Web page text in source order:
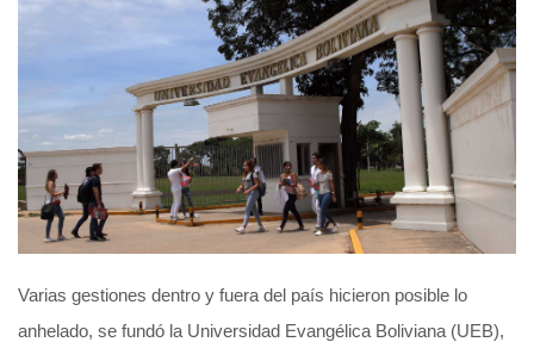
Varias gestiones dentro y fuera del país hicieron posible lo
anhelado, se fundó la Universidad Evangélica Boliviana (UEB),